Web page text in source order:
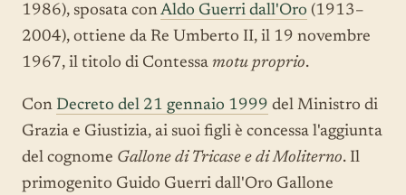
1986), sposata conAldo Guerri dall'Oro (1913–
2004), ottiene da Re Umberto II, il 19 novembre
1967, il titolo di Contessa motu proprio.
Con Decreto del 21 gennaio 1999 del Ministro di
Grazia e Giustizia, ai suoi figli è concessa l'aggiunta
del cognome Gallone di Tricase e di Moliterno. Il
primogenito Guido Guerri dall'Oro Gallone